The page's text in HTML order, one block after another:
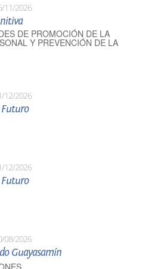
11/2026
DE PROMOCIÓN DE LA
Y PREVENCIÓN DE LA
12/2026
12/2026
08/2026
Guayasamín